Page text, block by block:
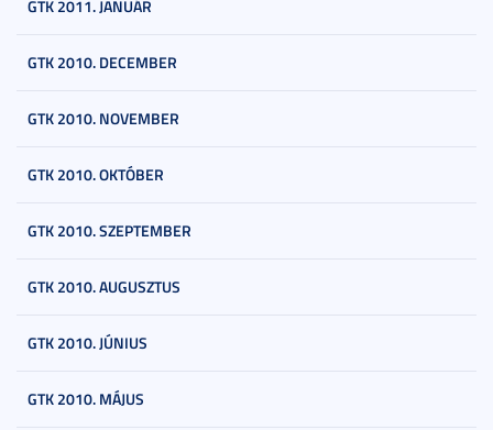
GTK 2011. JANUÁR
GTK 2010. DECEMBER
GTK 2010. NOVEMBER
GTK 2010. OKTÓBER
GTK 2010. SZEPTEMBER
GTK 2010. AUGUSZTUS
GTK 2010. JÚNIUS
GTK 2010. MÁJUS